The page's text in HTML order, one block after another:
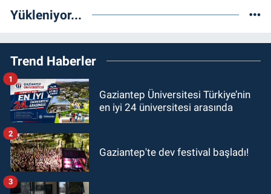
Yükleniyor...
Trend Haberler
Gaziantep Üniversitesi Türkiye’nin
en iyi 24 üniversitesi arasında
1
Gaziantep'te dev festival başladı!
2
3